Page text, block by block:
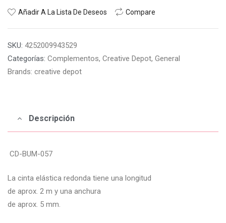
Añadir A La Lista De Deseos Compare
SKU: 4252009943529
Categorías: Complementos, Creative Depot, General
Brands: creative depot
Descripción
CD-BUM-057
La cinta elástica redonda tiene una longitud
de aprox. 2 m y una anchura
de aprox. 5 mm.